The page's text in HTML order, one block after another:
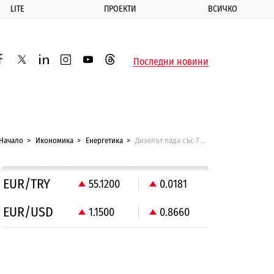
LITE ПРОЕКТИ ВСИЧКО
twitterlinkedininstagram
youtubethreadsПоследни новини
Начало Икономика Енергетика Дизелът пада със 7 ст., бензинът - с 4
EUR/TRY 55.1200 0.0181
EUR/USD 1.1500 0.8660